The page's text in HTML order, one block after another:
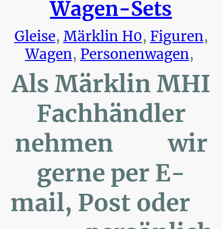
Wagen-Sets
Gleise, Märklin H0, Figuren,
Wagen, Personenwagen,
Als Märklin MHI
Fachhändler
nehmen wir
gerne per E-
mail, Post oder